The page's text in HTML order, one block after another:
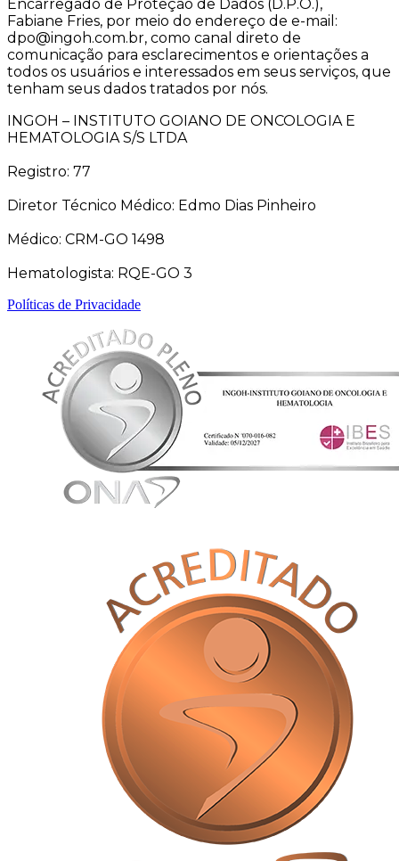
Encarregado de Proteção de Dados (D.P.O.),
Fabiane Fries, por meio do endereço de e-mail:
dpo@ingoh.com.br, como canal direto de
comunicação para esclarecimentos e orientações a
todos os usuários e interessados em seus serviços, que
tenham seus dados tratados por nós.
INGOH – INSTITUTO GOIANO DE ONCOLOGIA E
HEMATOLOGIA S/S LTDA
Registro: 77
Diretor Técnico Médico: Edmo Dias Pinheiro
Médico: CRM-GO 1498
Hematologista: RQE-GO 3
Políticas de Privacidade